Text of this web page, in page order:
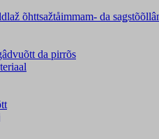
õhttsažtåimmam- da
da pirrõs